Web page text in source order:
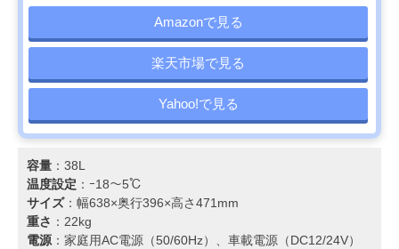
Amazonで見る
楽天市場で見る
Yahoo!で見る
容量 ：38L
温度設定 ：ｰ18～5℃
サイズ：幅638×奥行396×高さ471mm
重さ ：22kg
電源：家庭用AC電源（50/60Hz）、車載電源（DC12/24V）